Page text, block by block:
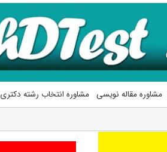
مشاوره مقاله نویسی مشاوره انتخاب رشته دکتری